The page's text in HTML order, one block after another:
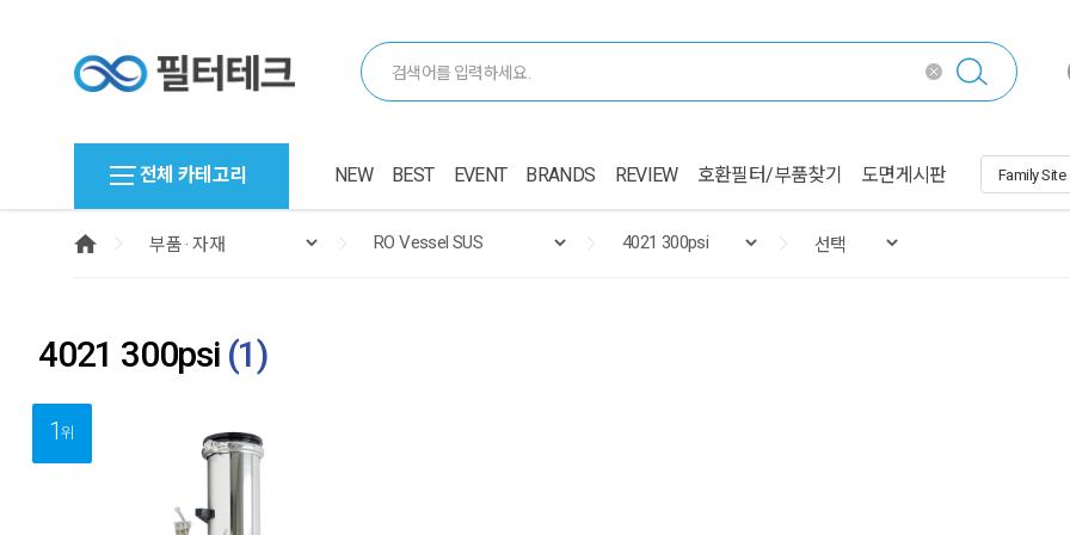
전체 카테고리 NEW BEST EVENT BRANDS REVIEW 호환필터/부품찾기 도면게시판
4021 300psi (1)
1위